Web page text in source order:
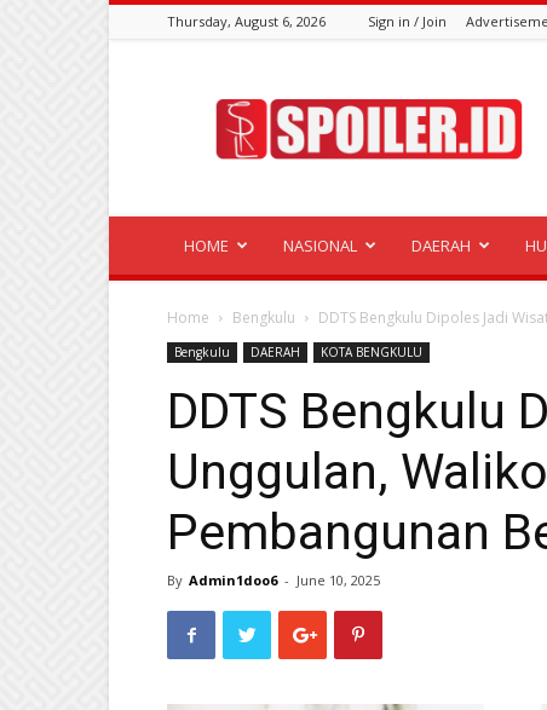
Thursday, August 6, 2026 Sign in / Join
HOME NASIONAL DAERAH
Home Bengkulu DDTS Bengkulu Dipoles Jadi
Bengkulu DAERAH KOTA BENGKULU
DDTS Bengkulu
Unggulan,
Pembangunan
By Admin1doo6 - June 10, 2025